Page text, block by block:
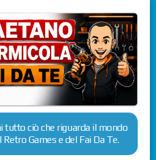
tutto ciò che riguarda il mondo
Games e del Fai Da Te.